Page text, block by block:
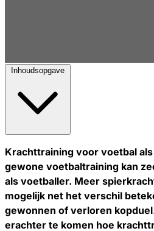
Inhoudsopgave
Krachttraining voor voetbal
gewone voetbaltraining kan
als voetballer. Meer
mogelijk net het verschil
gewonnen of verloren
erachter te komen hoe